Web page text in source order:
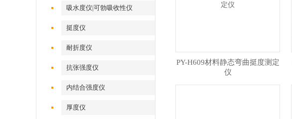
吸水度仪|可勃吸收性仪
挺度仪
耐折度仪
抗张强度仪
内结合强度仪
厚度仪
PY-H609材料静态弯曲挺度测定
仪